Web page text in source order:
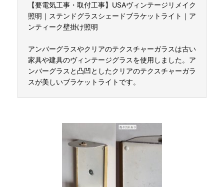
【要電気工事・取付工事】USAヴィンテージリメイク
照明｜ステンドグラスシェードブラケットライト｜ア
ンティーク壁掛け照明
アンバーグラスやクリアのテクスチャーガラスは古い
家具や建具のヴィンテージグラスを使用しました。ア
ンバーグラスと凸凹としたクリアのテクスチャーガラ
スが美しいブラケットライトです。